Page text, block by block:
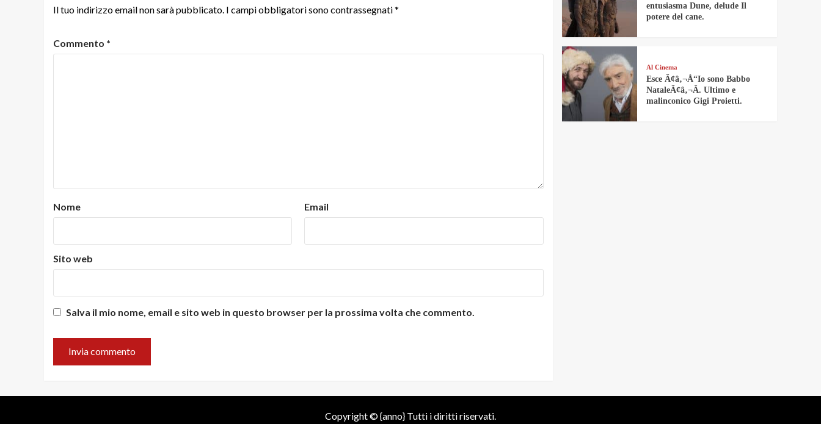
Il tuo indirizzo email non sarà pubblicato. I campi obbligatori sono contrassegnati*
Commento *
Nome Email
Sito web
Salva il mio nome, email e sito web in questo browser per la prossima volta che commento.
entusiasma Dune, delude Il
potere del cane.
Al Cinema
Esce Ã¢â‚¬Å“Io sono Babbo
NataleÃ¢â‚¬Â. Ultimo e
malinconico Gigi Proietti.
Copyright © {anno} Tutti i diritti riservati.